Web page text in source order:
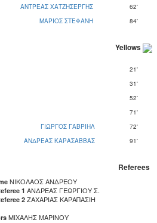
ΑΝΤΡΕΑΣ ΧΑΤΖΗΣΕΡΓΗΣ
62'
ΜΑΡΙΟΣ ΣΤΕΦΑΝΗ
84'
Yellows
21'
31'
52'
71'
ΓΙΩΡΓΟΣ ΓΑΒΡΙΗΛ
72'
ΑΝΔΡΕΑΣ ΚΑΡΑΣΑΒΒΑΣ
91'
Referees
ΝΙΚΟΛΑΟΣ ΑΝΔΡΕΟΥ
1 ΑΝΔΡΕΑΣ ΓΕΩΡΓΙΟΥ Σ.
2 ΖΑΧΑΡΙΑΣ ΚΑΡΑΠΑΣΙΗ
ΜΙΧΑΛΗΣ ΜΑΡΙΝΟΥ